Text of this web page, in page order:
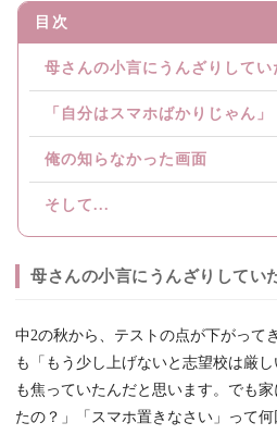
目次
母さんの小言にうんざりしてい
「自分はスマホばかりじゃん」
俺の知らなかった画面
そして...
母さんの小言にうんざりしてい
中2の秋から、テストの点が下がって
も「もう少し上げないと志望校は厳
も焦っていたんだと思います。でも
たの？」「スマホ置きなさい」って